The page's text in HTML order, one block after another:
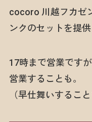
cocoro 川越フカゼ
ンクのセットを提供
17時まで営業です
営業することも。
（早仕舞いするこ